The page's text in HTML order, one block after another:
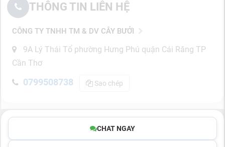
THÔNG TIN LIÊN HỆ
CÔNG TY TNHH TM & DV CÂY BƯỞI
9A Lý Thái Tổ phường Hưng Phú quận Cái Răng TP
Cần Thơ
0799508738 Sao chép
CHAT NGAY